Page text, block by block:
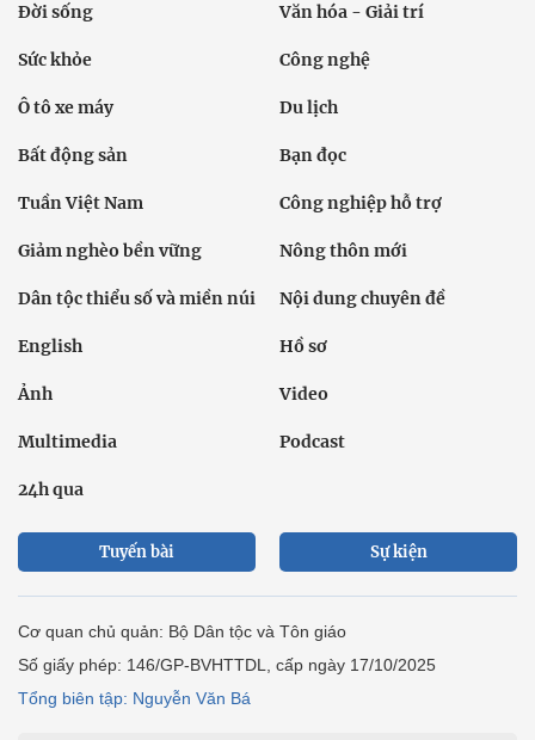
Đời sống Văn hóa - Giải trí
Sức khỏe Công nghệ
Ô tô xe máy Du lịch
Bất động sản Bạn đọc
Tuần Việt Nam Công nghiệp hỗ trợ
Giảm nghèo bền vững Nông thôn mới
Dân tộc thiểu số và miền núi Nội dung chuyên đề
English Hồ sơ
Ảnh Video
Multimedia Podcast
24h qua
Tuyến bài Sự kiện
Cơ quan chủ quản: Bộ Dân tộc và Tôn giáo
Số giấy phép: 146/GP-BVHTTDL, cấp ngày 17/10/2025
Tổng biên tập: Nguyễn Văn Bá